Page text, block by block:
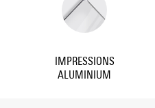
IMPRESSIONS
ALUMINIUM